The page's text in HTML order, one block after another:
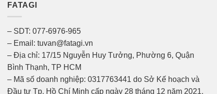
FATAGI
– SDT: 077-6976-965
– Email: tuvan@fatagi.vn
– Địa chỉ: 17/15 Nguyễn Huy Tưởng, Phường 6, Quận
Bình Thạnh, TP HCM
– Mã số doanh nghiệp: 0317763441 do Sở Kế hoạch và
Đầu tư Tp. Hồ Chí Minh cấp ngày 28 tháng 12 năm 2021.